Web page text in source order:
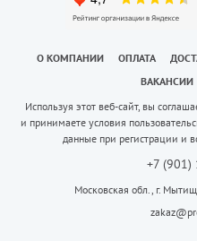
О КОМПАНИИ ОПЛАТА
ВАКАНСИИ
Используя этот веб-сайт, вы
и принимаете условия
данные при регистрации и
+7 (901)
Московская обл., г.